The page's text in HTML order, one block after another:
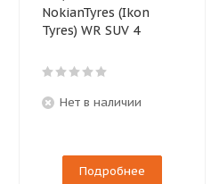
NokianTyres (Ikon
Tyres) WR SUV 4
Нет в наличии
Подробнее